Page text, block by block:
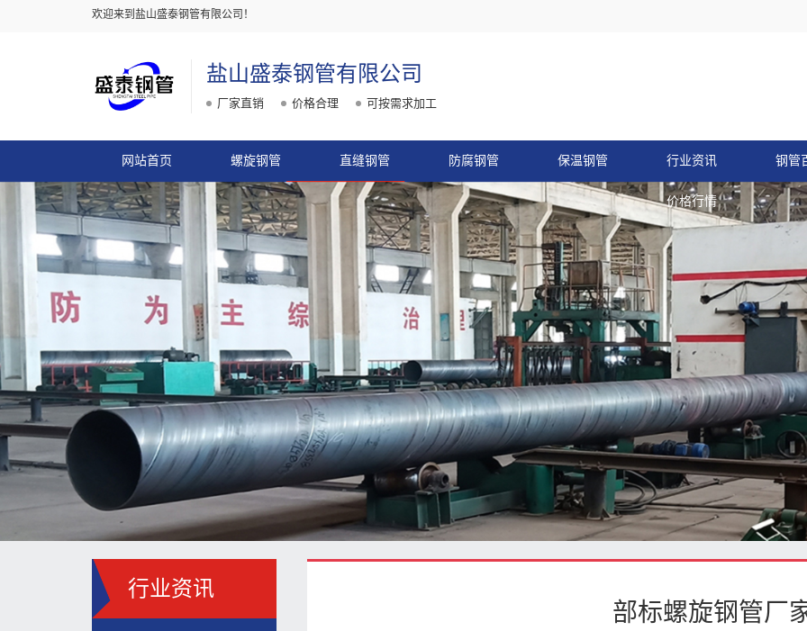
欢迎来到盐山盛泰钢管有限公司！
盐山盛泰钢管有限公司
厂家直销 价格合理 可按需求加工
网站首页 螺旋钢管 直缝钢管 防腐钢管 保温钢管 行业资讯
价格行情
钢管
行业资讯
部标螺旋钢管厂